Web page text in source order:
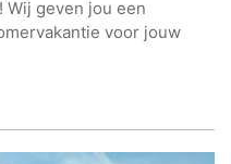
Wij geven jou een
voor jouw